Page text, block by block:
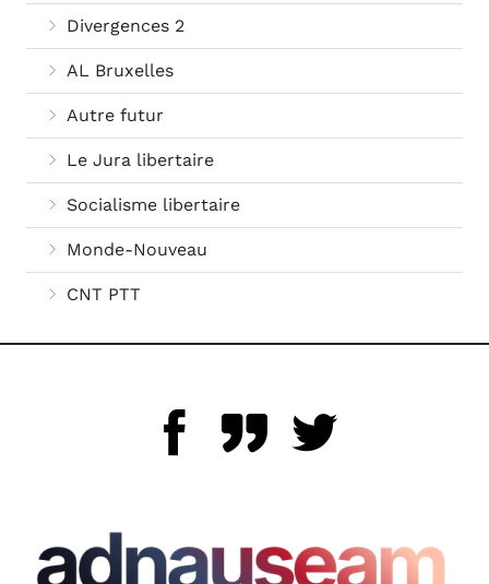
Divergences 2
AL Bruxelles
Autre futur
Le Jura libertaire
Socialisme libertaire
Monde-Nouveau
CNT PTT